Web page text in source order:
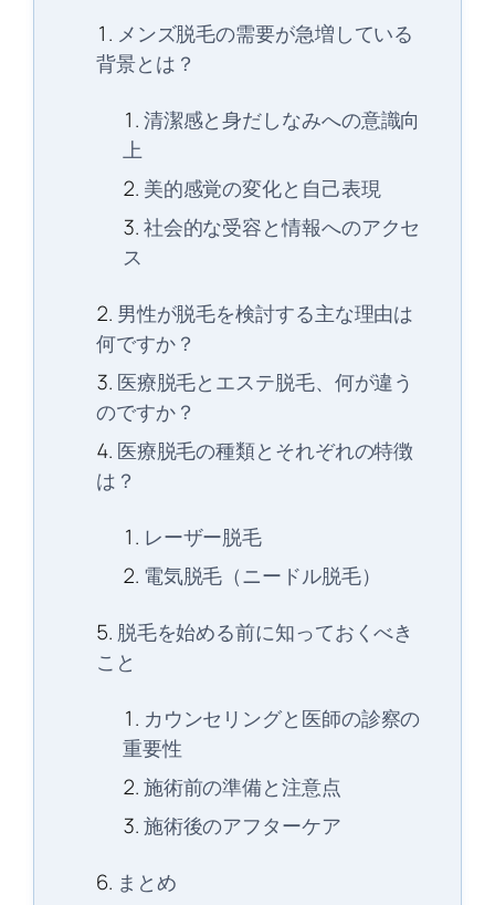
メンズ脱毛の需要が急増している
背景とは？
清潔感と身だしなみへの意識向
上
美的感覚の変化と自己表現
社会的な受容と情報へのアクセ
ス
男性が脱毛を検討する主な理由は
何ですか？
医療脱毛とエステ脱毛、何が違う
のですか？
医療脱毛の種類とそれぞれの特徴
は？
レーザー脱毛
電気脱毛（ニードル脱毛）
脱毛を始める前に知っておくべき
こと
カウンセリングと医師の診察の
重要性
施術前の準備と注意点
施術後のアフターケア
まとめ